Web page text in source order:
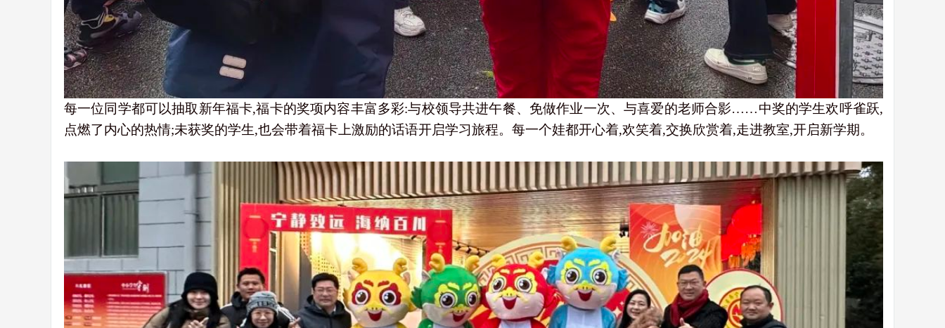
每一位同学都可以抽取新年福卡,福卡的奖项内容丰富多彩:与校领导共进午餐、免做作业一次、与喜爱的老师合影……中奖的学生欢呼雀跃,
点燃了内心的热情;未获奖的学生,也会带着福卡上激励的话语开启学习旅程。每一个娃都开心着,欢笑着,交换欣赏着,走进教室,开启新学期。